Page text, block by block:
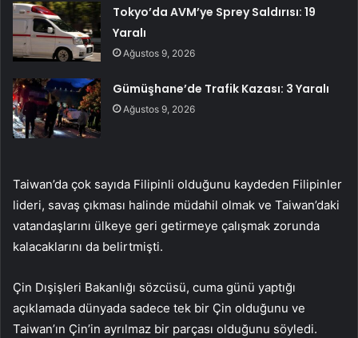
Tokyo’da AVM’ye Sprey Saldırısı: 19
Yaralı
Ağustos 9, 2026
Gümüşhane’de Trafik Kazası: 3 Yaralı
Ağustos 9, 2026
Taiwan’da çok sayıda Filipinli olduğunu kaydeden Filipinler
lideri, savaş çıkması halinde müdahil olmak ve Taiwan’daki
vatandaşlarını ülkeye geri getirmeye çalışmak zorunda
kalacaklarını da belirtmişti.
Çin Dışişleri Bakanlığı sözcüsü, cuma günü yaptığı
açıklamada dünyada sadece tek bir Çin olduğunu ve
Taiwan’ın Çin’in ayrılmaz bir parçası olduğunu söyledi.